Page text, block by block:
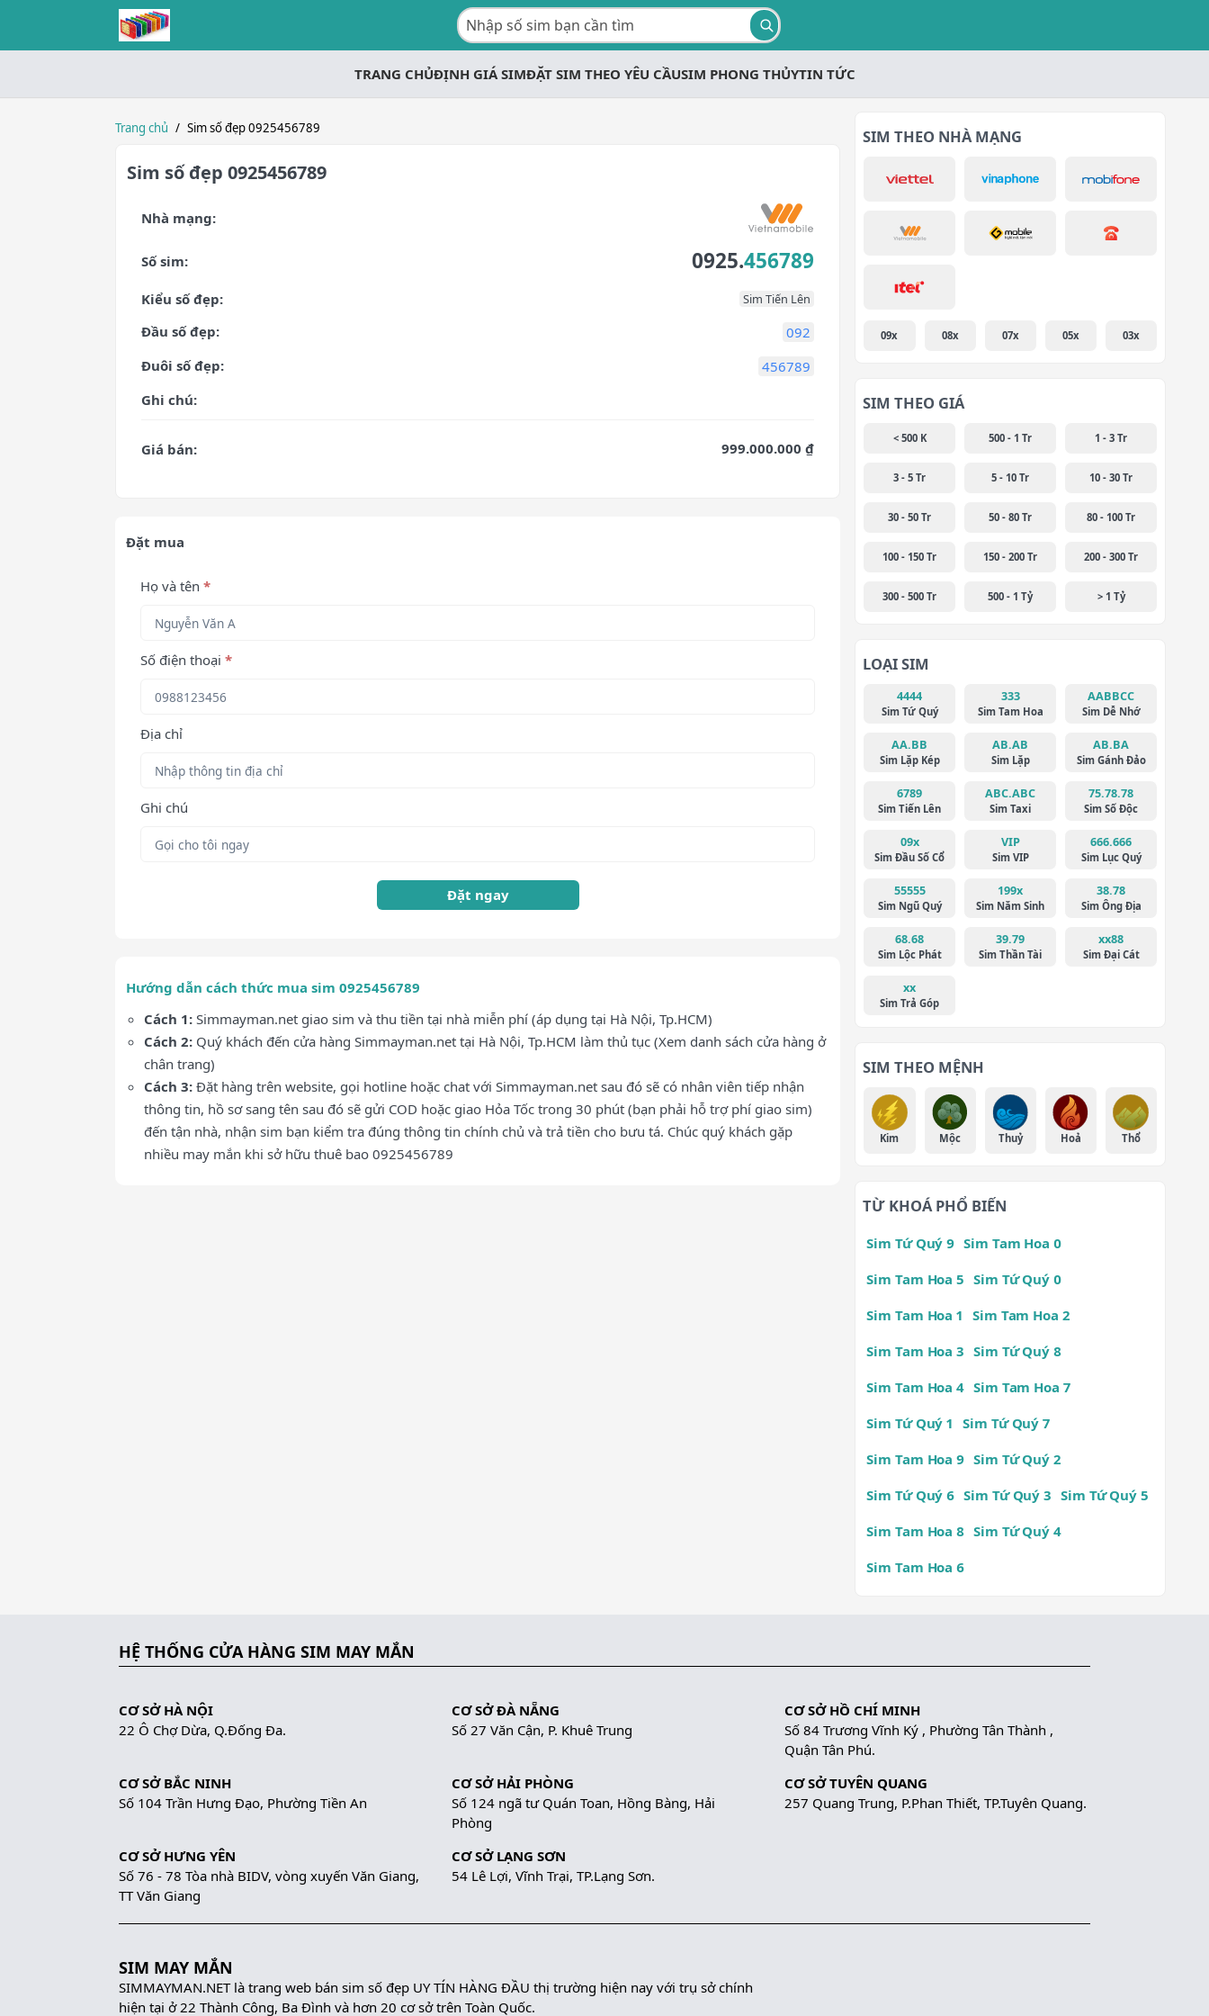
TRANG CHỦĐỊNH GIÁ SIMĐẶT SIM THEO YÊU CẦUSIM PHONG THỦYTIN TỨC
Trang chủ / Sim số đẹp 0925456789
Sim số đẹp 0925456789
Nhà mạng:
Số sim: 0925.456789
Kiểu số đẹp: Sim Tiến Lên
Đầu số đẹp:
092
Đuôi số đẹp:
456789
Ghi chú:
Giá bán: 999.000.000 ₫
Đặt mua
Họ và tên *
Số điện thoại *
Địa chỉ
Ghi chú
Đặt ngay
Hướng dẫn cách thức mua sim 0925456789
Cách 1: Simmayman.net giao sim và thu tiền tại nhà miễn phí (áp dụng tại Hà Nội, Tp.HCM)
Cách 2: Quý khách đến cửa hàng Simmayman.net tại Hà Nội, Tp.HCM làm thủ tục (Xem danh sách cửa hàng ở
chân trang)
Cách 3: Đặt hàng trên website, gọi hotline hoặc chat với Simmayman.net sau đó sẽ có nhân viên tiếp nhận
thông tin, hồ sơ sang tên sau đó sẽ gửi COD hoặc giao Hỏa Tốc trong 30 phút (bạn phải hỗ trợ phí giao sim)
đến tận nhà, nhận sim bạn kiểm tra đúng thông tin chính chủ và trả tiền cho bưu tá. Chúc quý khách gặp
nhiều may mắn khi sở hữu thuê bao 0925456789
SIM THEO NHÀ MẠNG
09x 08x 07x 05x 03x
SIM THEO GIÁ
< 500 K 500 - 1 Tr 1 - 3 Tr
3 - 5 Tr 5 - 10 Tr 10 - 30 Tr
30 - 50 Tr 50 - 80 Tr 80 - 100 Tr
100 - 150 Tr 150 - 200 Tr 200 - 300 Tr
300 - 500 Tr 500 - 1 Tỷ > 1 Tỷ
LOẠI SIM
4444
Sim Tứ Quý
333
Sim Tam Hoa
AABBCC
Sim Dễ Nhớ
AA.BB
Sim Lặp Kép
AB.AB
Sim Lặp
AB.BA
Sim Gánh Đảo
6789
Sim Tiến Lên
ABC.ABC
Sim Taxi
75.78.78
Sim Số Độc
09x
Sim Đầu Số Cổ
VIP
Sim VIP
666.666
Sim Lục Quý
55555
Sim Ngũ Quý
199x
Sim Năm Sinh
38.78
Sim Ông Địa
68.68
Sim Lộc Phát
39.79
Sim Thần Tài
xx88
Sim Đại Cát
xx
Sim Trả Góp
SIM THEO MỆNH
Kim Mộc Thuỷ Hoả Thổ
TỪ KHOÁ PHỔ BIẾN
Sim Tứ Quý 9 Sim Tam Hoa 0
Sim Tam Hoa 5 Sim Tứ Quý 0
Sim Tam Hoa 1
Sim Tam Hoa 2
Sim Tam Hoa 3 Sim Tứ Quý 8
Sim Tam Hoa 4 Sim Tam Hoa 7
Sim Tứ Quý 1
Sim Tứ Quý 7
Sim Tam Hoa 9 Sim Tứ Quý 2
Sim Tứ Quý 6 Sim Tứ Quý 3 Sim Tứ Quý 5
Sim Tam Hoa 8 Sim Tứ Quý 4
Sim Tam Hoa 6
HỆ THỐNG CỬA HÀNG SIM MAY MẮN
CƠ SỞ HÀ NỘI
22 Ô Chợ Dừa, Q.Đống Đa.
CƠ SỞ ĐÀ NẴNG
Số 27 Văn Cận, P. Khuê Trung
CƠ SỞ HỒ CHÍ MINH
Số 84 Trương Vĩnh Ký , Phường Tân Thành ,
Quận Tân Phú.
CƠ SỞ BẮC NINH
Số 104 Trần Hưng Đạo, Phường Tiền An
CƠ SỞ HẢI PHÒNG
Số 124 ngã tư Quán Toan, Hồng Bàng, Hải
Phòng
CƠ SỞ TUYÊN QUANG
257 Quang Trung, P.Phan Thiết, TP.Tuyên Quang.
CƠ SỞ HƯNG YÊN
Số 76 - 78 Tòa nhà BIDV, vòng xuyến Văn Giang,
TT Văn Giang
CƠ SỞ LẠNG SƠN
54 Lê Lợi, Vĩnh Trại, TP.Lạng Sơn.
SIM MAY MẮN
SIMMAYMAN.NET là trang web bán sim số đẹp UY TÍN HÀNG ĐẦU thị trường hiện nay với trụ sở chính
hiện tại ở 22 Thành Công, Ba Đình và hơn 20 cơ sở trên Toàn Quốc.